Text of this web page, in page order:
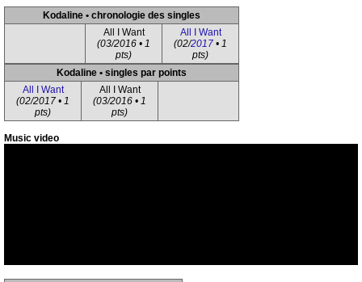
Kodaline • chronologie des singles
All I Want
(03/2016 • 1
pts)
All I Want
(02/2017 • 1
pts)
Kodaline • singles par points
All I Want
(02/2017 • 1
pts)
All I Want
(03/2016 • 1
pts)
Music video